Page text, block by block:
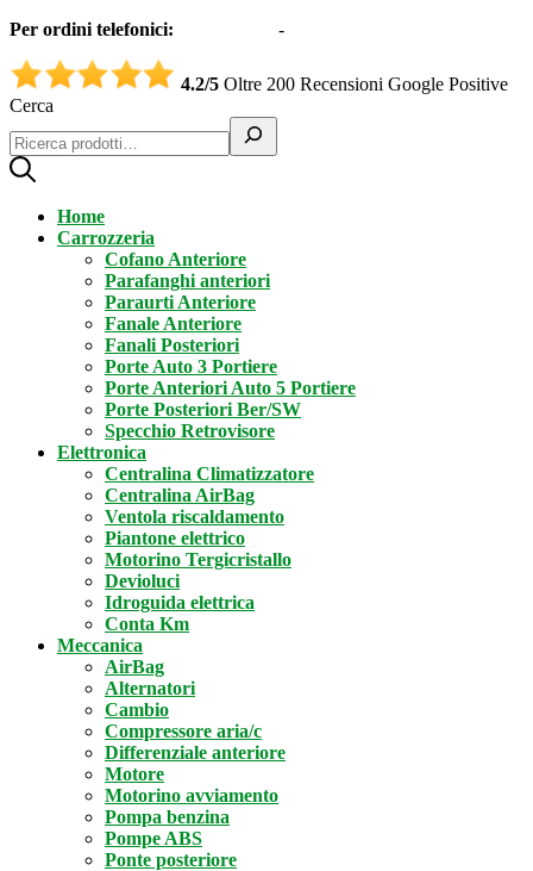
Per ordini telefonici: -
4.2/5 Oltre 200 Recensioni Google Positive
Cerca
Home
Carrozzeria
Cofano Anteriore
Parafanghi anteriori
Paraurti Anteriore
Fanale Anteriore
Fanali Posteriori
Porte Auto 3 Portiere
Porte Anteriori Auto 5 Portiere
Porte Posteriori Ber/SW
Specchio Retrovisore
Elettronica
Centralina Climatizzatore
Centralina AirBag
Ventola riscaldamento
Piantone elettrico
Motorino Tergicristallo
Devioluci
Idroguida elettrica
Conta Km
Meccanica
AirBag
Alternatori
Cambio
Compressore aria/c
Differenziale anteriore
Motore
Motorino avviamento
Pompa benzina
Pompe ABS
Ponte posteriore